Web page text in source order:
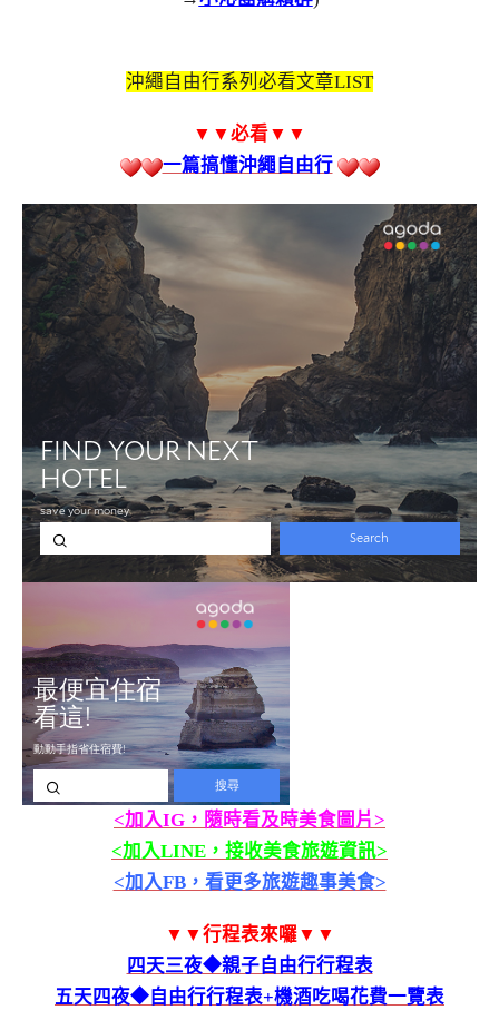
沖繩自由行系列必看文章LIST
▼▼必看▼▼
一篇搞懂沖繩自由行
<加入IG，隨時看及時美食圖片>
<加入LINE，接收美食旅遊資訊>
<加入FB，看更多旅遊趣事美食>
▼▼行程表來囉▼▼
四天三夜◆親子自由行行程表
五天四夜◆自由行行程表+機酒吃喝花費一覽表